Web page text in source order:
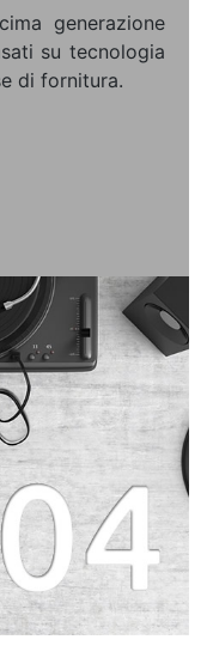
generazione
su tecnologia
di fornitura.